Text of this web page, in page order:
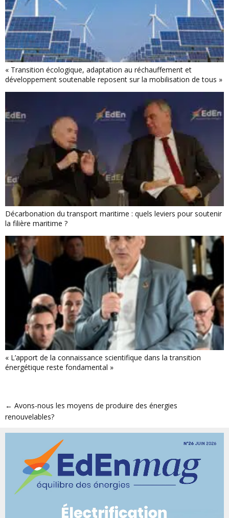
« Transition écologique, adaptation au réchauffement et
développement soutenable reposent sur la mobilisation de tous »
Décarbonation du transport maritime : quels leviers pour soutenir
la filière maritime ?
« L’apport de la connaissance scientifique dans la transition
énergétique reste fondamental »
← Avons-nous les moyens de produire des énergies
renouvelables?